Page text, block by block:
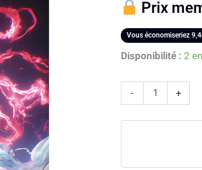
Prix
Vous économiseriez
Disponibilité : 2
-
–
Noire
Framboise
+